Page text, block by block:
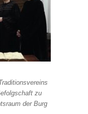
zu
der Burg